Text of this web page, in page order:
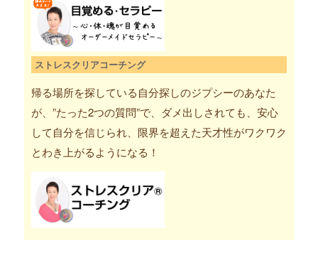
ストレスクリアコーチング
帰る場所を探している自分探しのジプシーのあなた
が、”たった2つの質問”で、ダメ出しされても、安心
して自分を信じられ、限界を超えた天才性がワクワク
とわき上がるようになる！